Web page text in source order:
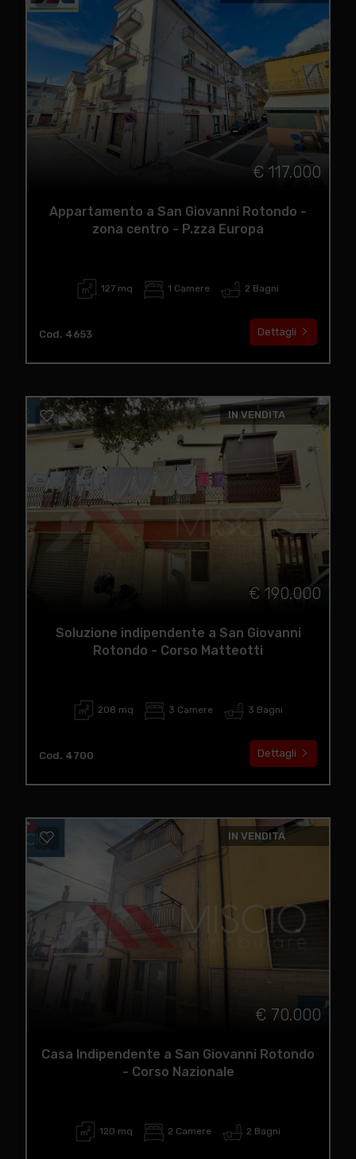
€ 117.000
Appartamento a San Giovanni Rotondo -
zona centro - P.zza Europa
127 mq 1 Camere 2 Bagni
Cod. 4653 Dettagli
IN VENDITA
€ 190.000
Soluzione indipendente a San Giovanni
Rotondo - Corso Matteotti
208 mq 3 Camere 3 Bagni
Cod. 4700 Dettagli
IN VENDITA
€ 70.000
Casa Indipendente a San Giovanni Rotondo
- Corso Nazionale
120 mq 2 Camere 2 Bagni